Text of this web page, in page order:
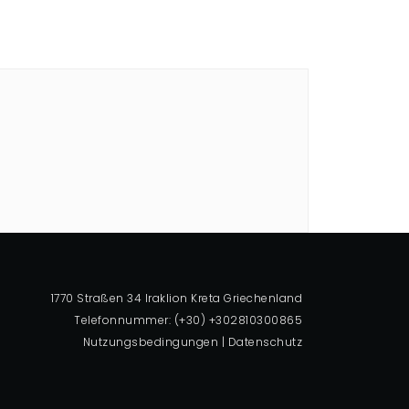
1770 Straßen 34 Iraklion Kreta Griechenland
Telefonnummer: (+30) +302810300865
Nutzungsbedingungen | Datenschutz